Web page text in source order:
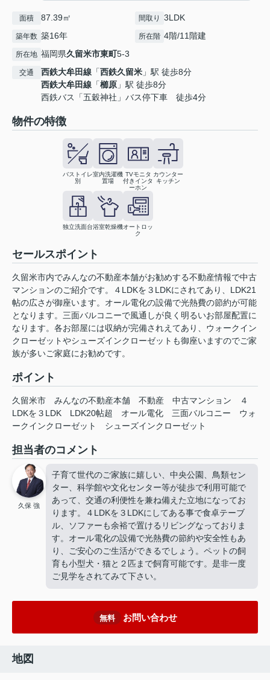
面積 87.39㎡ 間取り 3LDK
築年数 築16年 所在階 4階/11階建
所在地 福岡県久留米市東町5-3
交通 西鉄大牟田線 「西鉄久留米 」駅 徒歩8分
西鉄大牟田線 「櫛原 」駅 徒歩8分
西鉄バス「五穀神社」バス停下車 徒歩4分
物件の特徴
バストイレ
別
室内洗濯機
置場
TVモニタ
付きインタ
ーホン
カウンター
キッチン
独立洗面台浴室乾燥機オートロッ
ク
セールスポイント
久留米市内でみんなの不動産本舗がお勧めする不動産情報で中古
マンションのご紹介です。４LDKを３LDKにされてあり、LDK21
帖の広さが御座います。オール電化の設備で光熱費の節約が可能
となります。三面バルコニーで風通しが良く明るいお部屋配置に
なります。各お部屋には収納が完備されえてあり、ウォークイン
クローゼットやシューズインクローゼットも御座いますのでご家
族が多いご家庭にお勧めです。
ポイント
久留米市 みんなの不動産本舗 不動産 中古マンション
４
LDKを３LDK
LDK20帖超 オール電化 三面バルコニー
ウォ
ークインクローゼット
シューズインクローゼット
担当者のコメント
久保 強
子育て世代のご家族に嬉しい、中央公園、鳥類セン
ター、科学館や文化センター等が徒歩で利用可能で
あって、交通の利便性を兼ね備えた立地になってお
ります。４LDKを３LDKにしてある事で食卓テーブ
ル、ソファーも余裕で置けるリビングなっておりま
す。オール電化の設備で光熱費の節約や安全性もあ
り、ご安心のご生活ができるでしょう。ペットの飼
育も小型犬・猫と２匹まで飼育可能です。是非一度
ご見学をされてみて下さい。
無料 お問い合わせ
地図